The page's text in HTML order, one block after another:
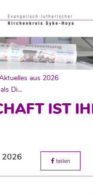
aus 2026
Di...
IST
2026 teilen